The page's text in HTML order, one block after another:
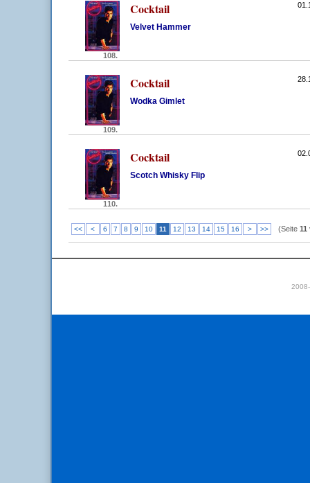
108.
Cocktail
Velvet Hammer
109.
Cocktail
Wodka Gimlet
110.
Cocktail
Scotch Whisky Flip
<< < 6 7 8 9 10 11 12 13 14 15 16 > >> (Seite 11